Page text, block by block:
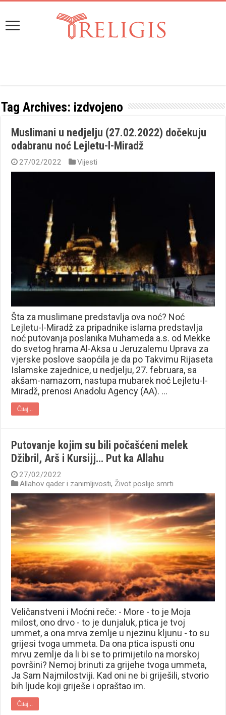
Tag Archives: izdvojeno
Muslimani u nedjelju (27.02.2022) dočekuju
odabranu noć Lejletu-l-Miradž
27/02/2022 Vijesti
Šta za muslimane predstavlja ova noć? Noć
Lejletu-l-Miradž za pripadnike islama predstavlja
noć putovanja poslanika Muhameda a.s. od Mekke
do svetog hrama Al-Aksa u Jeruzalemu Uprava za
vjerske poslove saopćila je da po Takvimu Rijaseta
Islamske zajednice, u nedjelju, 27. februara, sa
akšam-namazom, nastupa mubarek noć Lejletu-l-
Miradž, prenosi Anadolu Agency (AA). …
Čitaj...
Putovanje kojim su bili počašćeni melek
Džibril, Arš i Kursijj… Put ka Allahu
27/02/2022
Allahov qader i zanimljivosti,Život poslije smrti
Veličanstveni i Moćni reče: - More - to je Moja
milost, ono drvo - to je dunjaluk, ptica je tvoj
ummet, a ona mrva zemlje u njezinu kljunu - to su
grijesi tvoga ummeta. Da ona ptica ispusti onu
mrvu zemlje da li bi se to primijetilo na morskoj
površini? Nemoj brinuti za grijehe tvoga ummeta,
Ja Sam Najmilostviji. Kad oni ne bi griješili, stvorio
bih ljude koji griješe i opraštao im.
Čitaj...